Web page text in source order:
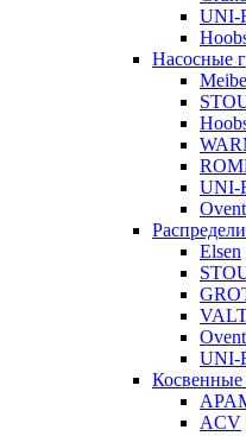
UNI-
Насосные
UNI-
Elsen
UNI-
ACV